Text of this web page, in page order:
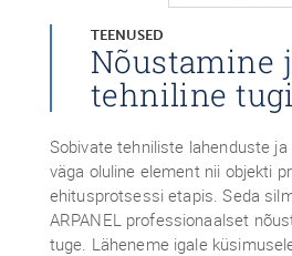
TEENUSED
Nõustamine
tehniline tugi
Sobivate tehniliste lahenduste
väga oluline element nii objekti
ehitusprotsessi etapis. Seda
ARPANEL professionaalset
tuge. Läheneme igale